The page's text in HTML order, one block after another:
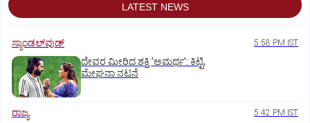
LATEST NEWS
ಸ್ಯಾಂಡಲ್‌ವುಡ್‌ 5:58 PM IST
ದೇವರ ಮೀರಿದ ಶಕ್ತಿ ʼಅಮರ್ಥʼ: ಕಿಟ್ಟಿ,
ಮೇಘನಾ ನಟನೆ
ರಾಜ್ಯ 5:42 PM IST